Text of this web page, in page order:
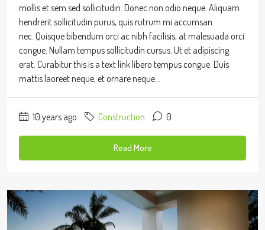
mollis et sem sed sollicitudin. Donec non odio neque. Aliquam
hendrerit sollicitudin purus, quis rutrum mi accumsan
nec. Quisque bibendum orci ac nibh facilisis, at malesuada orci
congue. Nullam tempus sollicitudin cursus. Ut et adipiscing
erat. Curabitur this is a text link libero tempus congue. Duis
mattis laoreet neque, et ornare neque...
10 years ago Construction 0
Read More